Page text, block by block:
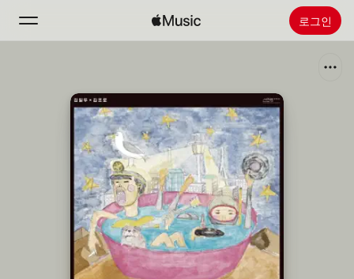
로그인
새로운 음악
라디오
Apple Music 설치